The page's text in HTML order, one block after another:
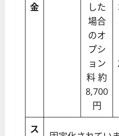
金
した
場合
のオ
プシ
ョン
料 約
8,700
円
ス